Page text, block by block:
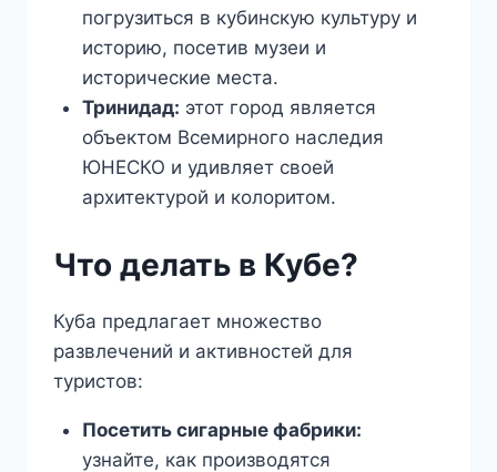
погрузиться в кубинскую культуру и
историю, посетив музеи и
исторические места.
Тринидад: этот город является
объектом Всемирного наследия
ЮНЕСКО и удивляет своей
архитектурой и колоритом.
Что делать в Кубе?
Куба предлагает множество
развлечений и активностей для
туристов:
Посетить сигарные фабрики:
узнайте, как производятся